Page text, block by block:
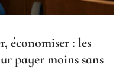
économiser : les
payer moins sans